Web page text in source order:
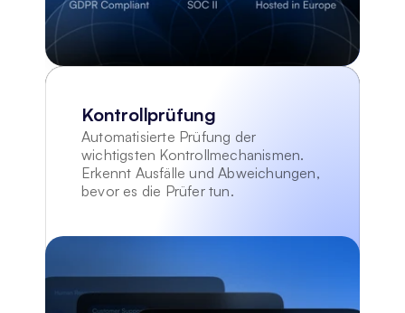
Kontrollprüfung
Automatisierte Prüfung der
wichtigsten Kontrollmechanismen.
Erkennt Ausfälle und Abweichungen,
bevor es die Prüfer tun.